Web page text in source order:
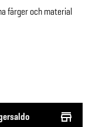
färger och material